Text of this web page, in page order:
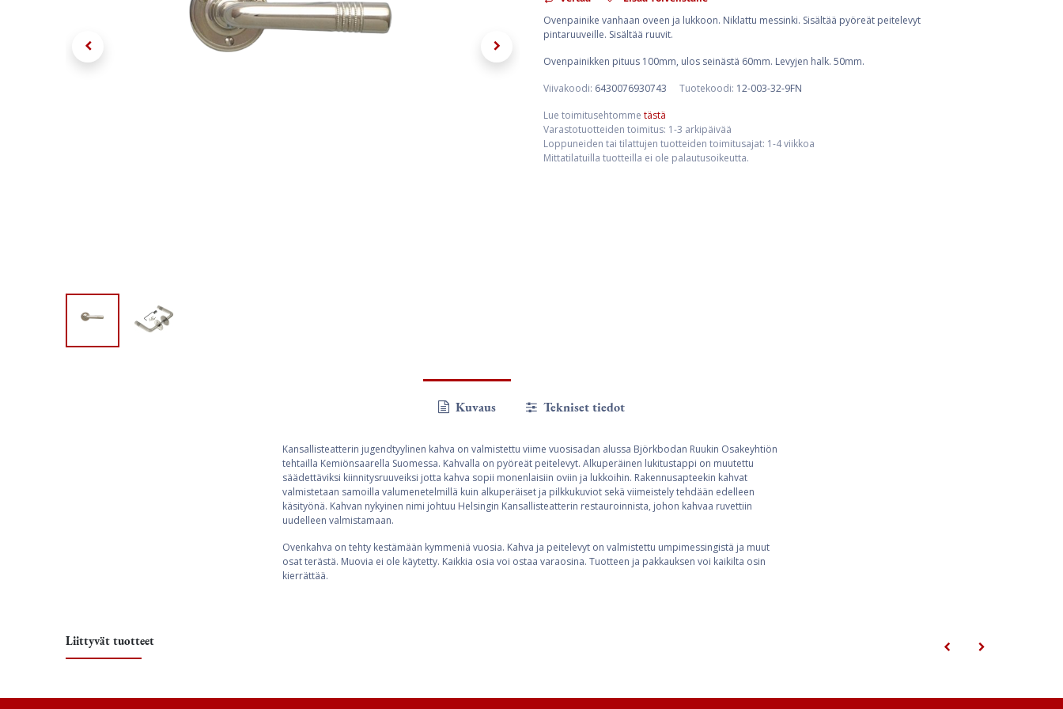
Ovenpainike vanhaan oveen ja lukkoon. Niklattu messinki. Sisältää pyöreät peitelevyt
pintaruuveille. Sisältää ruuvit.
Ovenpainikken pituus 100mm, ulos seinästä 60mm. Levyjen halk. 50mm.
Viivakoodi: 6430076930743 Tuotekoodi: 12-003-32-9FN
Lue toimitusehtomme tästä
Varastotuotteiden toimitus: 1-3 arkipäivää
Loppuneiden tai tilattujen tuotteiden toimitusajat: 1-4 viikkoa
Mittatilatuilla tuotteilla ei ole palautusoikeutta.
Kuvaus Tekniset tiedot
Kansallisteatterin jugendtyylinen kahva on valmistettu viime vuosisadan alussa Björkbodan Ruukin Osakeyhtiön
tehtailla Kemiönsaarella Suomessa. Kahvalla on pyöreät peitelevyt. Alkuperäinen lukitustappi on muutettu
säädettäviksi kiinnitysruuveiksi jotta kahva sopii monenlaisiin oviin ja lukkoihin. Rakennusapteekin kahvat
valmistetaan samoilla valumenetelmillä kuin alkuperäiset ja pilkkukuviot sekä viimeistely tehdään edelleen
käsityönä. Kahvan nykyinen nimi johtuu Helsingin Kansallisteatterin restauroinnista, johon kahvaa ruvettiin
uudelleen valmistamaan.
Ovenkahva on tehty kestämään kymmeniä vuosia. Kahva ja peitelevyt on valmistettu umpimessingistä ja muut
osat terästä. Muovia ei ole käytetty. Kaikkia osia voi ostaa varaosina. Tuotteen ja pakkauksen voi kaikilta osin
kierrättää.
Liittyvät tuotteet